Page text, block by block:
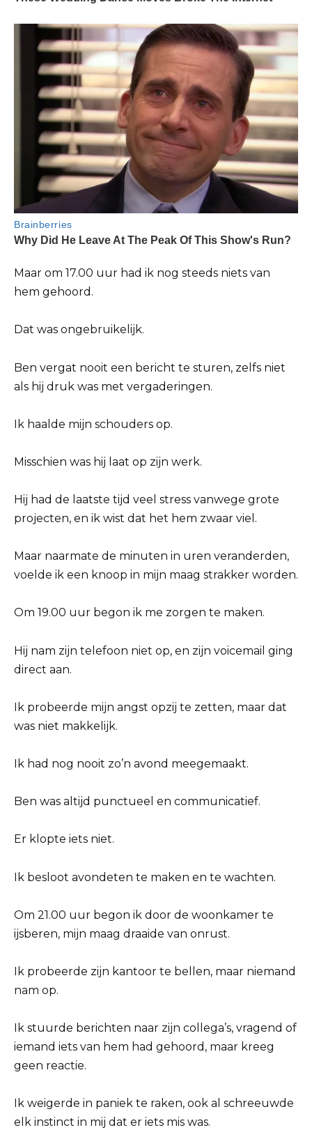
Maar om 17.00 uur had ik nog steeds niets van
hem gehoord.
Dat was ongebruikelijk.
Ben vergat nooit een bericht te sturen, zelfs niet
als hij druk was met vergaderingen.
Ik haalde mijn schouders op.
Misschien was hij laat op zijn werk.
Hij had de laatste tijd veel stress vanwege grote
projecten, en ik wist dat het hem zwaar viel.
Maar naarmate de minuten in uren veranderden,
voelde ik een knoop in mijn maag strakker worden.
Om 19.00 uur begon ik me zorgen te maken.
Hij nam zijn telefoon niet op, en zijn voicemail ging
direct aan.
Ik probeerde mijn angst opzij te zetten, maar dat
was niet makkelijk.
Ik had nog nooit zo’n avond meegemaakt.
Ben was altijd punctueel en communicatief.
Er klopte iets niet.
Ik besloot avondeten te maken en te wachten.
Om 21.00 uur begon ik door de woonkamer te
ijsberen, mijn maag draaide van onrust.
Ik probeerde zijn kantoor te bellen, maar niemand
nam op.
Ik stuurde berichten naar zijn collega’s, vragend of
iemand iets van hem had gehoord, maar kreeg
geen reactie.
Ik weigerde in paniek te raken, ook al schreeuwde
elk instinct in mij dat er iets mis was.